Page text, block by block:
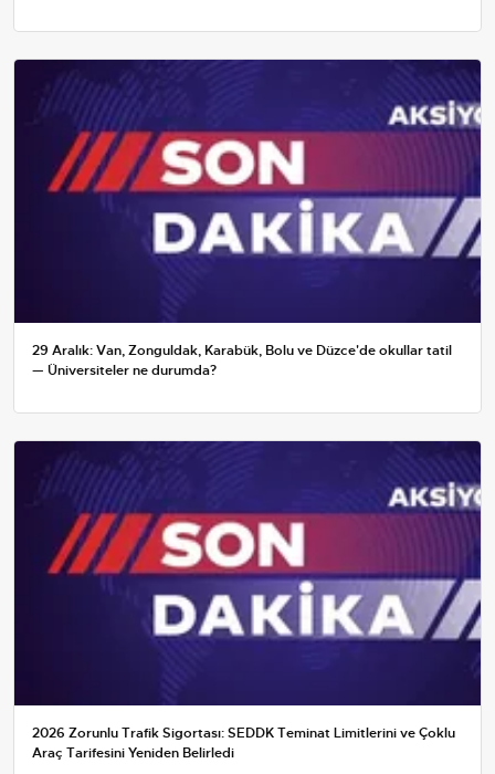
29 Aralık: Van, Zonguldak, Karabük, Bolu ve Düzce'de okullar tatil
— Üniversiteler ne durumda?
2026 Zorunlu Trafik Sigortası: SEDDK Teminat Limitlerini ve Çoklu
Araç Tarifesini Yeniden Belirledi